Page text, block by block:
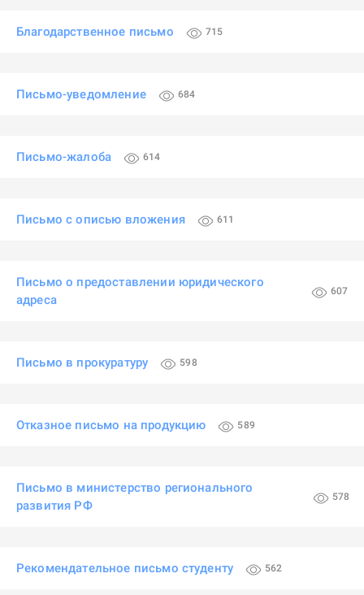
Благодарственное письмо 715
Письмо-уведомление 684
Письмо-жалоба 614
Письмо с описью вложения 611
Письмо о предоставлении юридического
адреса
607
Письмо в прокуратуру 598
Отказное письмо на продукцию 589
Письмо в министерство регионального
развития РФ
578
Рекомендательное письмо студенту 562